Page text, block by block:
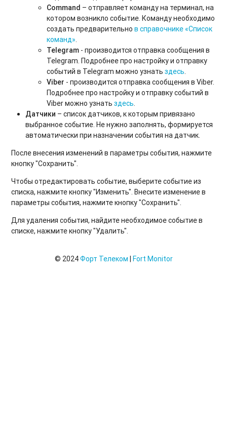
Command – отправляет команду на терминал, на
котором возникло событие. Команду необходимо
создать предварительнов справочнике «Список
команд».
Telegram - производится отправка сообщения в
Telegram. Подробнее про настройку и отправку
событий в Telegram можно узнатьздесь.
Viber - производится отправка сообщения в Viber.
Подробнее про настройку и отправку событий в
Viber можно узнатьздесь.
Датчики – список датчиков, к которым привязано
выбранное событие. Не нужно заполнять, формируется
автоматически при назначении события на датчик.
После внесения изменений в параметры события, нажмите
кнопку "Сохранить".
Чтобы отредактировать событие, выберите событие из
списка, нажмите кнопку "Изменить". Внесите изменение в
параметры события, нажмите кнопку "Сохранить".
Для удаления события, найдите необходимое событие в
списке, нажмите кнопку "Удалить".
© 2024Форт Телеком | Fort Monitor